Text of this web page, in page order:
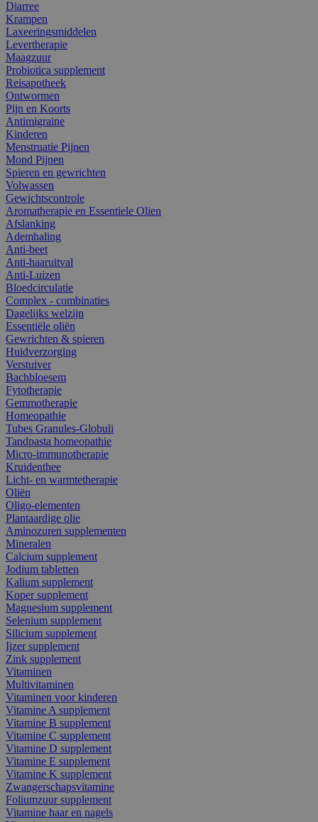
Diarree
Krampen
Laxeeringsmiddelen
Levertherapie
Maagzuur
Probiotica supplement
Reisapotheek
Ontwormen
Pijn en Koorts
Antimigraine
Kinderen
Menstruatie Pijnen
Mond Pijnen
Spieren en gewrichten
Volwassen
Gewichtscontrole
Aromatherapie en Essentiele Olien
Afslanking
Ademhaling
Anti-beet
Anti-haaruitval
Anti-Luizen
Bloedcirculatie
Complex - combinaties
Dagelijks welzijn
Essentiële oliën
Gewrichten & spieren
Huidverzorging
Verstuiver
Bachbloesem
Fytotherapie
Gemmotherapie
Homeopathie
Tubes Granules-Globuli
Tandpasta homeopathie
Micro-immunotherapie
Kruidenthee
Licht- en warmtetherapie
Oliën
Oligo-elementen
Plantaardige olie
Aminozuren supplementen
Mineralen
Calcium supplement
Jodium tabletten
Kalium supplement
Koper supplement
Magnesium supplement
Selenium supplement
Silicium supplement
Ijzer supplement
Zink supplement
Vitaminen
Multivitaminen
Vitaminen voor kinderen
Vitamine A supplement
Vitamine B supplement
Vitamine C supplement
Vitamine D supplement
Vitamine E supplement
Vitamine K supplement
Zwangerschapsvitamine
Foliumzuur supplement
Vitamine haar en nagels